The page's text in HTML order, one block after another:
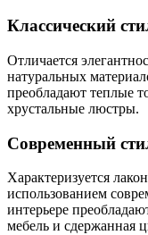
Классический
Отличается
натуральных
преобладают теплые
хрустальные люстры.
Современный
Характеризуется
использованием
интерьере
мебель и сдержанная